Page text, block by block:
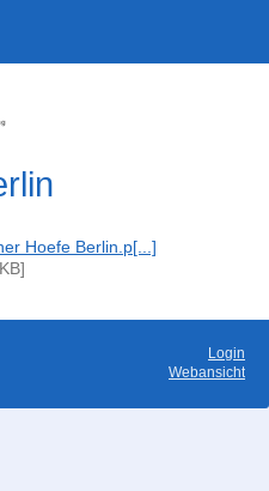
Hoefe Berlin.p[...]
Login
Webansicht